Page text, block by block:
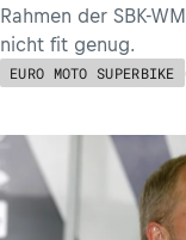
Rahmen der SBK-
nicht fit genug.
EURO MOTO SUPERBIKE